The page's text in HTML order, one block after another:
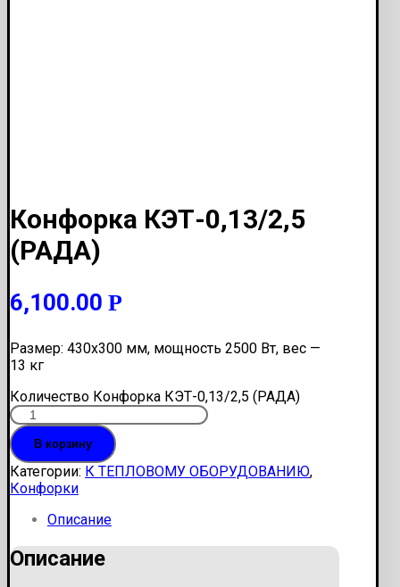
Конфорка КЭТ-0,13/2,5
(РАДА)
6,100.00 Р
Размер: 430х300 мм, мощность 2500 Вт, вес —
13 кг
Количество Конфорка КЭТ-0,13/2,5 (РАДА)
В корзину
Категории: К ТЕПЛОВОМУ ОБОРУДОВАНИЮ,
Конфорки
Описание
Описание